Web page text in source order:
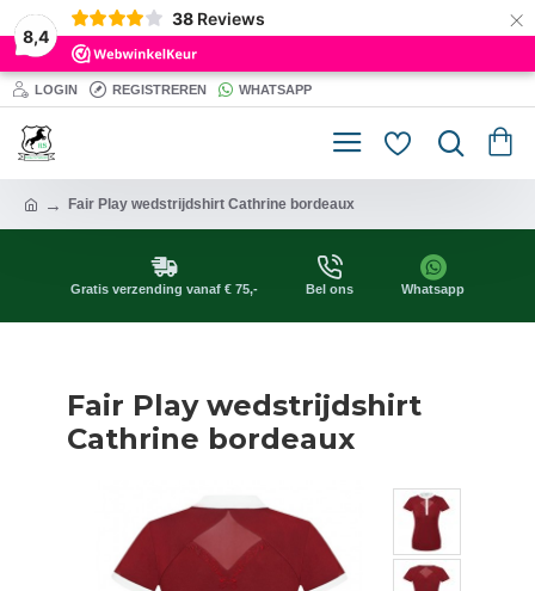
8,4
38 Reviews ×
LOGIN REGISTREREN WHATSAPP
Fair Play wedstrijdshirt Cathrine bordeaux
Gratis verzending vanaf € 75,- Bel ons Whatsapp
Fair Play wedstrijdshirt
Cathrine bordeaux